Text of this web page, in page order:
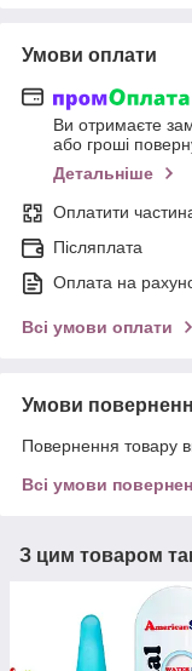
Умови оплати
Ви отримаєте
або гроші
Детальніше
Оплатити
Післяплата
Оплата на
Всі умови оплати
Умови
Повернення товару
Всі умови
З цим товаром